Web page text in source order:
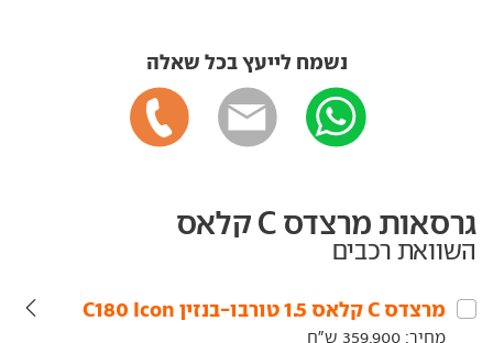
נשמח לייעץ בכל שאלה
גרסאות מרצדס C קלאס
השוואת רכבים
מרצדס‏ C קלאס‏ 1.5 טורבו-בנזין C180 Icon
מחיר: 359,900 ש"ח